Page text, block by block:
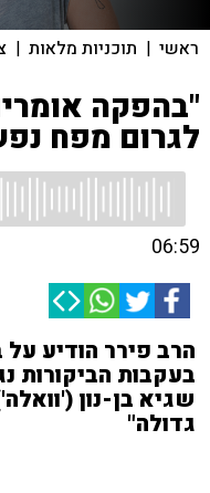
ראשי | תוכניות מלאות |
"בהפקה
לגרום מפח
06:59
הרב פירר הודיע
בעקבות הביקורות
שגיא בן-נון
גדולה"